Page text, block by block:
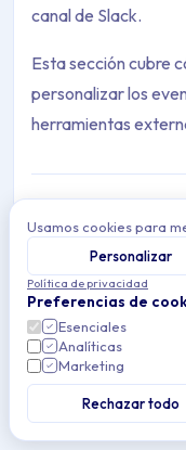
canal de Slack.
Esta sección cubre
personalizar los
herramientas
Archive
This collection
Topics covered:
Article listing:
Slack
Conecta Applivery
en tiempo real de
error, y
5 min de lectura
Usamos cookies para
Personalizar
Política de privacidad
Preferencias de
Esenciales
Analíticas
Marketing
Rechazar todo